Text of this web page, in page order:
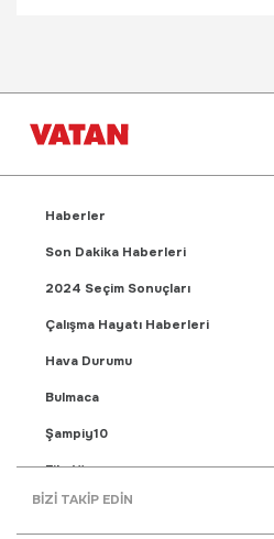
Haberler
Son Dakika Haberleri
2024 Seçim Sonuçları
Çalışma Hayatı Haberleri
Hava Durumu
Bulmaca
Şampiy10
Fikstür
Puan Durumu
BİZİ TAKİP EDİN